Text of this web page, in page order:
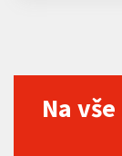
Na